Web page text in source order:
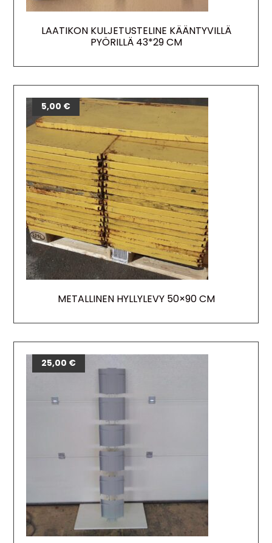
LAATIKON KULJETUSTELINE KÄÄNTYVILLÄ
PYÖRILLÄ 43*29 CM
METALLINEN HYLLYLEVY 50×90 CM
5,00 €
25,00 €